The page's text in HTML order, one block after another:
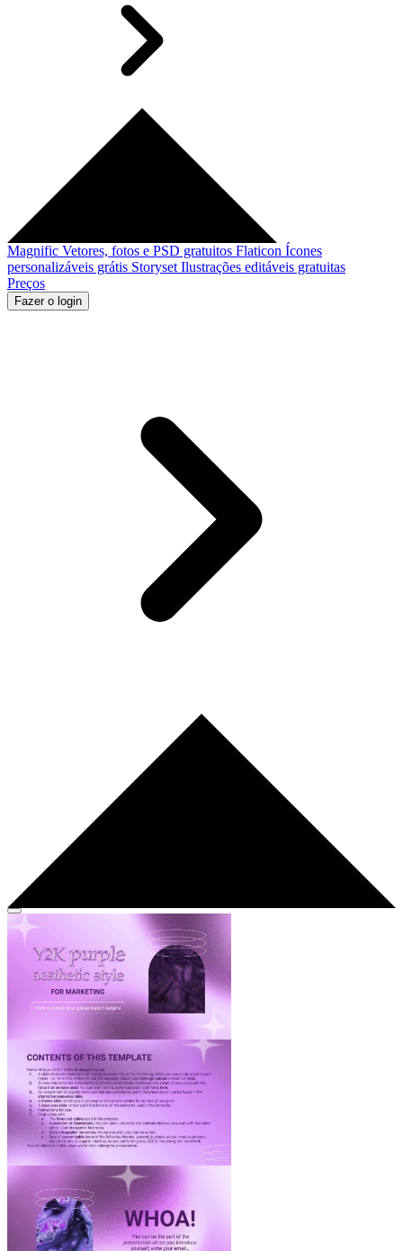
Magnific Vetores, fotos e PSD gratuitos Flaticon Ícones
personalizáveis grátis Storyset Ilustrações editáveis gratuitas
Preços
Fazer o login